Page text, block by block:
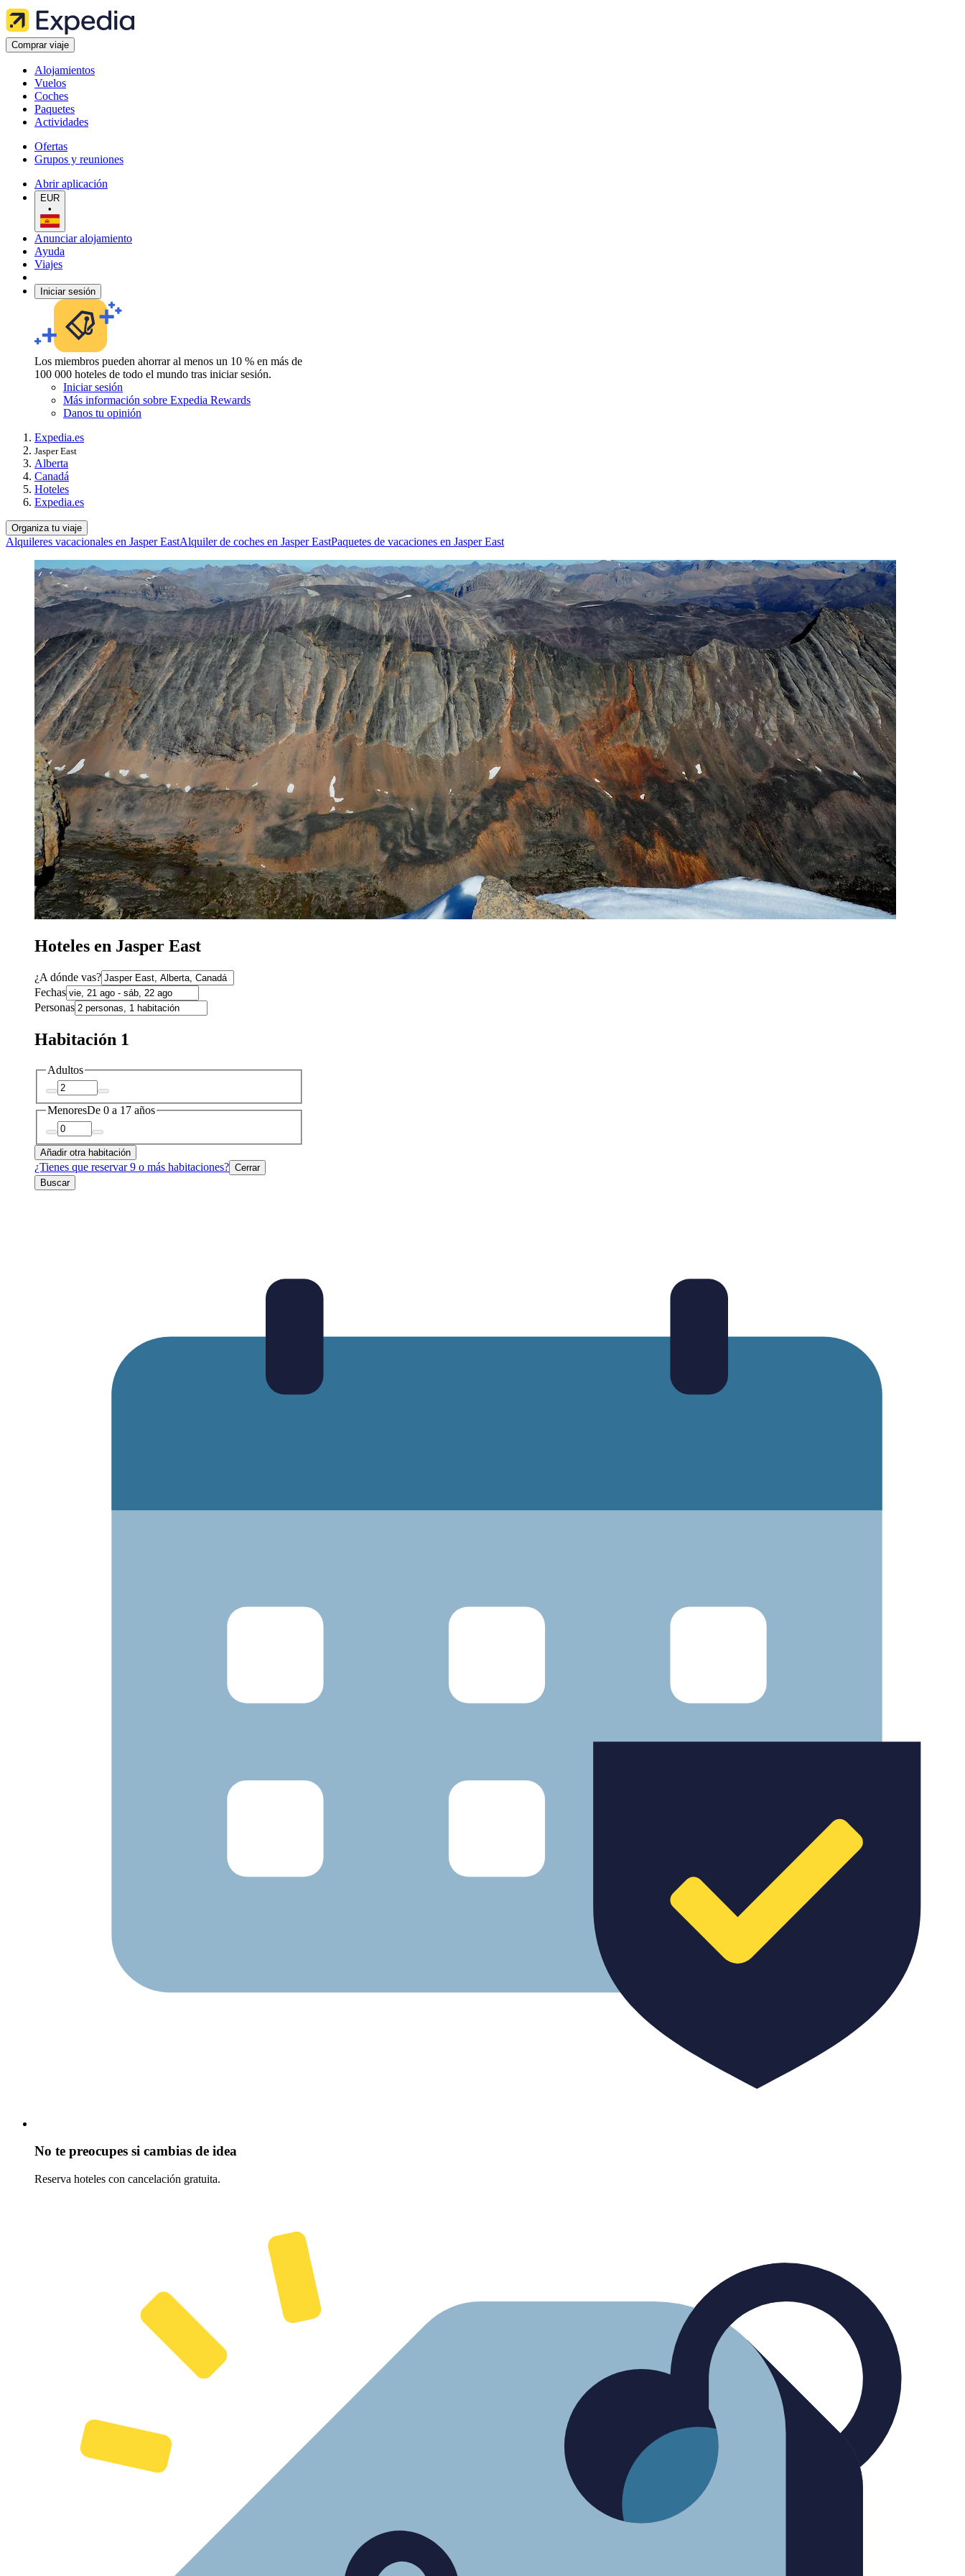
Comprar viaje
Alojamientos
Vuelos
Coches
Paquetes
Actividades
Ofertas
Grupos y reuniones
Abrir aplicación
EUR
•
Anunciar alojamiento
Ayuda
Viajes
Iniciar sesión
Los miembros pueden ahorrar al menos un 10 % en más de
100 000 hoteles de todo el mundo tras iniciar sesión.
Iniciar sesión
Más información sobre Expedia Rewards
Danos tu opinión
Expedia.es
Jasper East
Alberta
Canadá
Hoteles
Expedia.es
Organiza tu viaje
Alquileres vacacionales en Jasper EastAlquiler de coches en Jasper EastPaquetes de vacaciones en Jasper East
Hoteles en Jasper East
¿A dónde vas?
Fechas
Personas
Habitación 1
Adultos
MenoresDe 0 a 17 años
Añadir otra habitación
¿Tienes que reservar 9 o más habitaciones? Cerrar
Buscar
No te preocupes si cambias de idea
Reserva hoteles con cancelación gratuita.